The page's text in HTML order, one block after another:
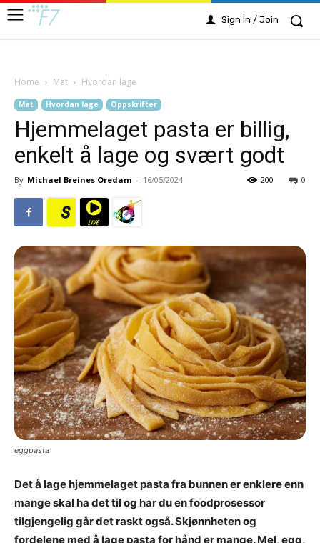
Sign in / Join
Home Mat Hvordan lage
Mat Hvordan lage Oppskrifter
Hjemmelaget pasta er billig,
enkelt å lage og svært godt
By Michael Breines Oredam - 16/05/2024 0
200
eggpasta
Det å lage hjemmelaget pasta fra bunnen er enklere enn
mange skal ha det til og har du en foodprosessor
tilgjengelig går det raskt også. Skjønnheten og
fordelene med å lage pasta for hånd er mange. Mel, egg,